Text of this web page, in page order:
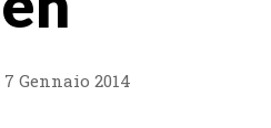
7 Gennaio 2014